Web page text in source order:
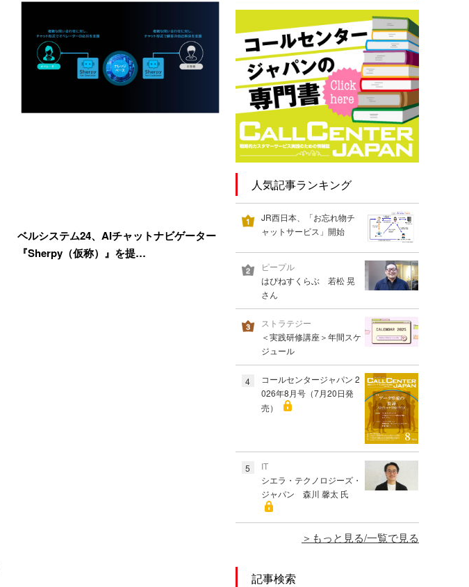
ベルシステム24、AIチャットナビゲーター
『Sherpy（仮称）』を提…
人気記事ランキング
JR西日本、「お忘れ物チ
ャットサービス」開始
ピープル
はぴねすくらぶ 若松 晃
さん
ストラテジー
＜実践研修講座＞年間スケ
ジュール
4
コールセンタージャパン 2
026年8月号（7月20日発
売）
5
IT
シエラ・テクノロジーズ・
ジャパン 森川 馨太 氏
もっと見る/一覧で見る
記事検索